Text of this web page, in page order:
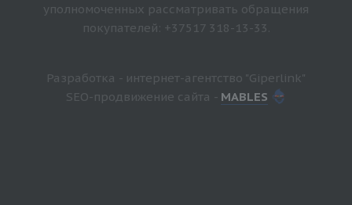
уполномоченных рассматривать обращения
покупателей: +37517 318-13-33.
Разработка - интернет-агентство "Giperlink"
SEO-продвижение сайта - MABLES